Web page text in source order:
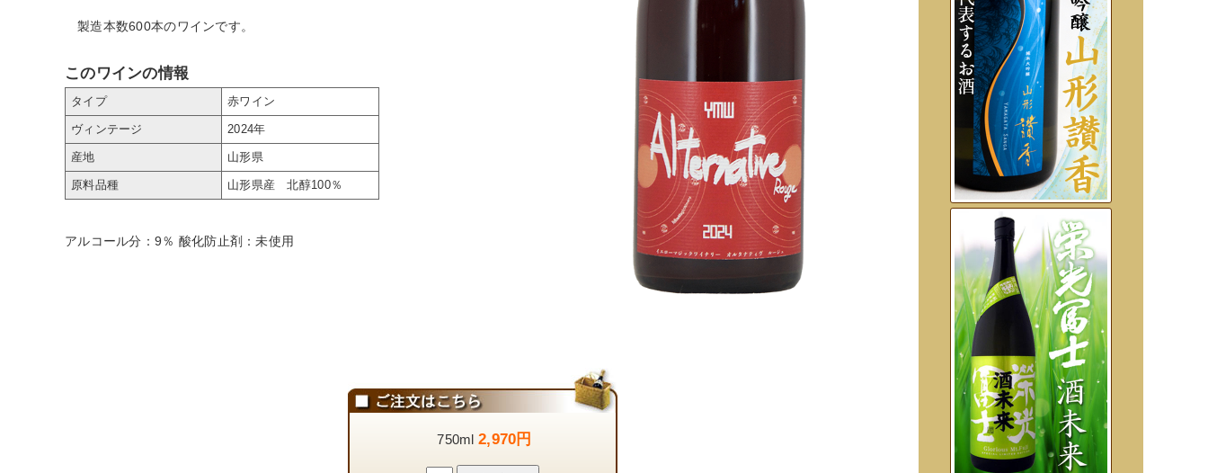
製造本数600本のワインです。
このワインの情報
タイプ 赤ワイン
ヴィンテージ 2024年
産地 山形県
原料品種 山形県産 北醇100％
アルコール分：9％ 酸化防止剤：未使用
750ml 2,970円